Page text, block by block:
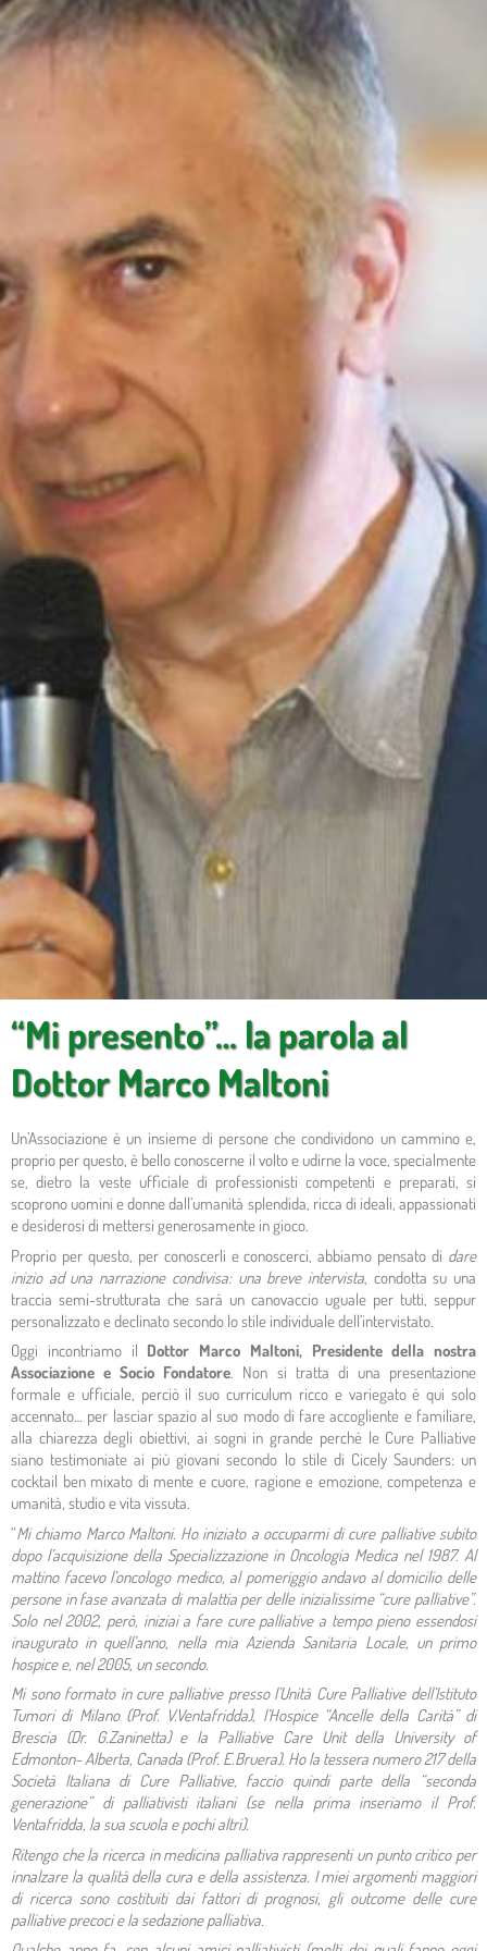
“Mi presento”… la parola al
Dottor Marco Maltoni
Un’Associazione è un insieme di persone che condividono un cammino e,
proprio per questo, è bello conoscerne il volto e udirne la voce, specialmente
se, dietro la veste ufficiale di professionisti competenti e preparati, si
scoprono uomini e donne dall’umanità splendida, ricca di ideali, appassionati
e desiderosi di mettersi generosamente in gioco.
Proprio per questo, per conoscerli e conoscerci, abbiamo pensato di dare
inizio ad una narrazione condivisa: una breve intervista, condotta su una
traccia semi-strutturata che sarà un canovaccio uguale per tutti, seppur
personalizzato e declinato secondo lo stile individuale dell’intervistato.
Oggi incontriamo il Dottor Marco Maltoni, Presidente della nostra
Associazione e Socio Fondatore. Non si tratta di una presentazione
formale e ufficiale, perciò il suo curriculum ricco e variegato è qui solo
accennato… per lasciar spazio al suo modo di fare accogliente e familiare,
alla chiarezza degli obiettivi, ai sogni in grande perché le Cure Palliative
siano testimoniate ai più giovani secondo lo stile di Cicely Saunders: un
cocktail ben mixato di mente e cuore, ragione e emozione, competenza e
umanità, studio e vita vissuta.
“Mi chiamo Marco Maltoni. Ho iniziato a occuparmi di cure palliative subito
dopo l’acquisizione della Specializzazione in Oncologia Medica nel 1987. Al
mattino facevo l’oncologo medico, al pomeriggio andavo al domicilio delle
persone in fase avanzata di malattia per delle inizialissime “cure palliative”.
Solo nel 2002, però, iniziai a fare cure palliative a tempo pieno essendosi
inaugurato in quell’anno, nella mia Azienda Sanitaria Locale, un primo
hospice e, nel 2005, un secondo.
Mi sono formato in cure palliative presso l’Unità Cure Palliative dell’Istituto
Tumori di Milano (Prof. V.Ventafridda), l’Hospice “Ancelle della Carità” di
Brescia (Dr. G.Zaninetta) e la Palliative Care Unit della University of
Edmonton- Alberta, Canada (Prof. E.Bruera). Ho la tessera numero 217 della
Società Italiana di Cure Palliative, faccio quindi parte della “seconda
generazione” di palliativisti italiani (se nella prima inseriamo il Prof.
Ventafridda, la sua scuola e pochi altri).
Ritengo che la ricerca in medicina palliativa rappresenti un punto critico per
innalzare la qualità della cura e della assistenza. I miei argomenti maggiori
di ricerca sono costituiti dai fattori di prognosi, gli outcome delle cure
palliative precoci e la sedazione palliativa.